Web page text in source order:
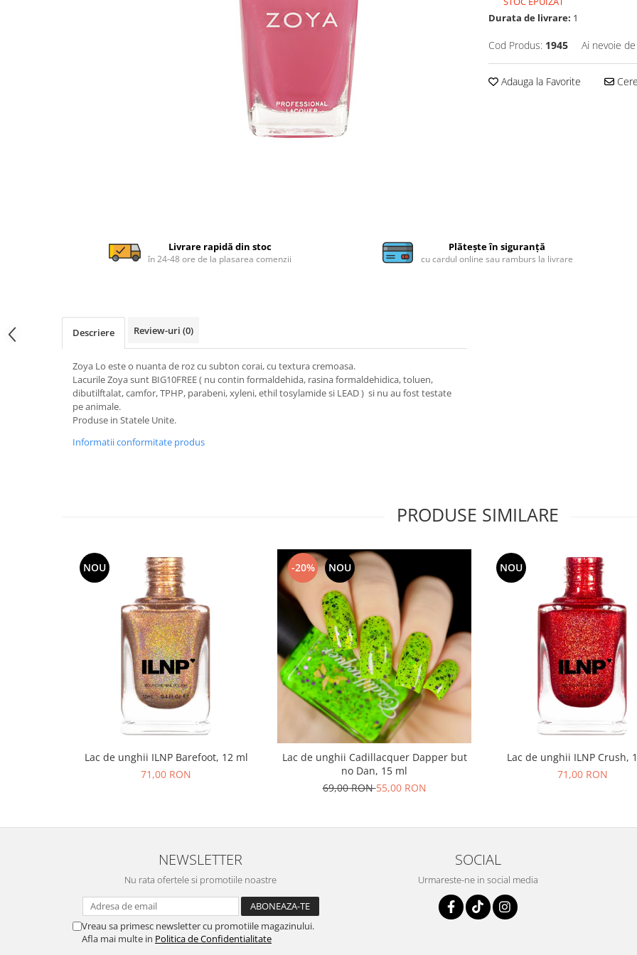
Durata de livrare: 1
Cod Produs: 1945 Ai nevoie
Adauga la Favorite
Livrare rapidă din stoc
în 24-48 ore de la plasarea comenzii
Plătește în siguranță
cu cardul online sau ramburs la livrare
Descriere Review-uri (0)
Zoya Lo este o nuanta de roz cu subton corai, cu textura cremoasa.
Lacurile Zoya sunt BIG10FREE ( nu contin formaldehida, rasina formaldehidica, toluen,
dibutilftalat, camfor, TPHP, parabeni, xyleni, ethil tosylamide si LEAD ) si nu au fost testate
pe animale.
Produse in Statele Unite.
Informatii conformitate produs
PRODUSE SIMILARE
NOU
Lac de unghii ILNP Barefoot, 12 ml
71,00 RON
-20% NOU
Lac de unghii Cadillacquer Dapper but
no Dan, 15 ml
69,00 RON55,00 RON
NOU
Lac de unghii ILNP Crush,
71,00 RON
NEWSLETTER
Nu rata ofertele si promotiile noastre
Vreau sa primesc newsletter cu promotiile magazinului.
Afla mai multe in Politica de Confidentialitate
SOCIAL
Urmareste-ne in social media